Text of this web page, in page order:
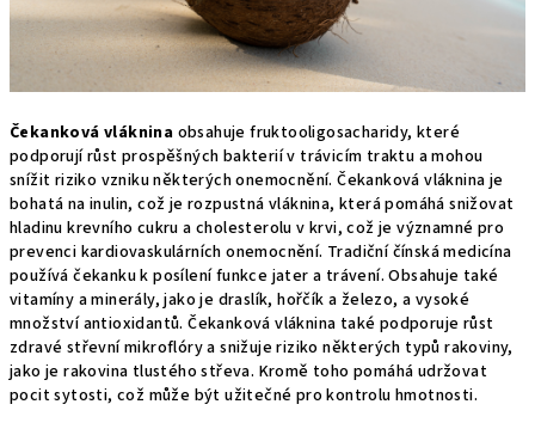
Čekanková vláknina obsahuje fruktooligosacharidy, které
podporují růst prospěšných bakterií v trávicím traktu a mohou
snížit riziko vzniku některých onemocnění. Čekanková vláknina je
bohatá na inulin, což je rozpustná vláknina, která pomáhá snižovat
hladinu krevního cukru a cholesterolu v krvi, což je významné pro
prevenci kardiovaskulárních onemocnění. Tradiční čínská medicína
používá čekanku k posílení funkce jater a trávení. Obsahuje také
vitamíny a minerály, jako je draslík, hořčík a železo, a vysoké
množství antioxidantů. Čekanková vláknina také podporuje růst
zdravé střevní mikroflóry a snižuje riziko některých typů rakoviny,
jako je rakovina tlustého střeva. Kromě toho pomáhá udržovat
pocit sytosti, což může být užitečné pro kontrolu hmotnosti.